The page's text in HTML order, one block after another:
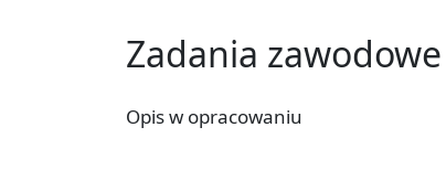
Zadania zawodowe
Opis w opracowaniu